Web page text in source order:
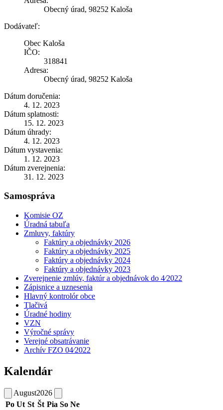
Obecný úrad, 98252 Kaloša
Dodávateľ:
Obec Kaloša
IČO:
318841
Adresa:
Obecný úrad, 98252 Kaloša
Dátum doručenia:
4. 12. 2023
Dátum splatnosti:
15. 12. 2023
Dátum úhrady:
4. 12. 2023
Dátum vystavenia:
1. 12. 2023
Dátum zverejnenia:
31. 12. 2023
Samospráva
Komisie OZ
Úradná tabuľa
Zmluvy, faktúry
Faktúry a objednávky 2026
Faktúry a objednávky 2025
Faktúry a objednávky 2024
Faktúry a objednávky 2023
Zverejnenie zmlúv, faktúr a objednávok do 4⁄2022
Zápisnice a uznesenia
Hlavný kontrolór obce
Tlačivá
Úradné hodiny
VZN
Výročné správy
Verejné obsatrávanie
Archív FZO 04⁄2022
Kalendár
August2026
Po Ut St Št Pia So Ne